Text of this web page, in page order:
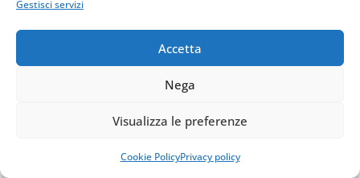
Gestisci servizi
Accetta
Nega
Visualizza le preferenze
Cookie PolicyPrivacy policy
Durante il periodo di sospensione, l’impresa o il
lavoratore autonomo non possono operare nei
cantieri edili e devono provvedere a ripristinare
misure necessarie per prevenire il verificarsi di
ulteriori infortuni o malattie professionali.